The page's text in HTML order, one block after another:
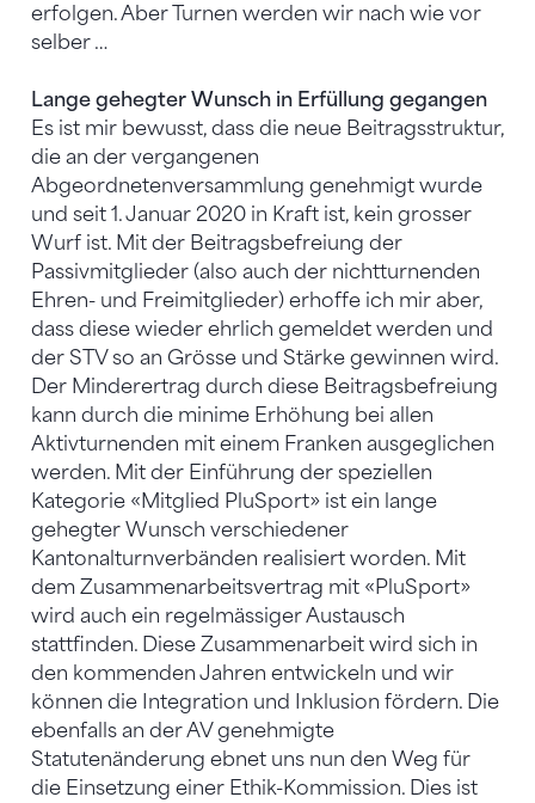
erfolgen. Aber Turnen werden wir nach wie vor
selber …
Lange gehegter Wunsch in Erfüllung gegangen
Es ist mir bewusst, dass die neue Beitragsstruktur,
die an der vergangenen
Abgeordnetenversammlung genehmigt wurde
und seit 1. Januar 2020 in Kraft ist, kein grosser
Wurf ist. Mit der Beitragsbefreiung der
Passivmitglieder (also auch der nichtturnenden
Ehren- und Freimitglieder) erhoffe ich mir aber,
dass diese wieder ehrlich gemeldet werden und
der STV so an Grösse und Stärke gewinnen wird.
Der Minderertrag durch diese Beitragsbefreiung
kann durch die minime Erhöhung bei allen
Aktivturnenden mit einem Franken ausgeglichen
werden. Mit der Einführung der speziellen
Kategorie «Mitglied PluSport» ist ein lange
gehegter Wunsch verschiedener
Kantonalturnverbänden realisiert worden. Mit
dem Zusammenarbeitsvertrag mit «PluSport»
wird auch ein regelmässiger Austausch
stattfinden. Diese Zusammenarbeit wird sich in
den kommenden Jahren entwickeln und wir
können die Integration und Inklusion fördern. Die
ebenfalls an der AV genehmigte
Statutenänderung ebnet uns nun den Weg für
die Einsetzung einer Ethik-Kommission. Dies ist